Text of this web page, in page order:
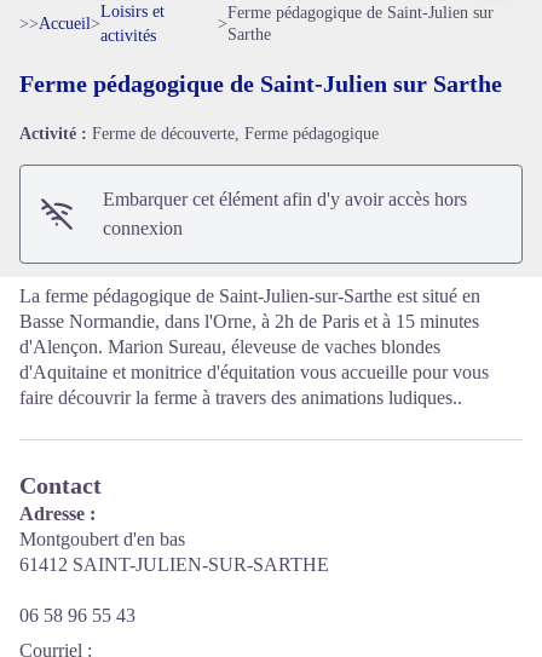
Voir l'image en plein écran
>>Accueil>
Loisirs et
activités
>
Ferme pédagogique de Saint-Julien sur
Sarthe
Ferme pédagogique de Saint-Julien sur Sarthe
Activité : Ferme de découverte, Ferme pédagogique
Embarquer cet élément afin d'y avoir accès hors
connexion
La ferme pédagogique de Saint-Julien-sur-Sarthe est situé en
Basse Normandie, dans l'Orne, à 2h de Paris et à 15 minutes
d'Alençon. Marion Sureau, éleveuse de vaches blondes
d'Aquitaine et monitrice d'équitation vous accueille pour vous
faire découvrir la ferme à travers des animations ludiques..
Contact
Adresse :
Montgoubert d'en bas
61412 SAINT-JULIEN-SUR-SARTHE
06 58 96 55 43
Courriel :